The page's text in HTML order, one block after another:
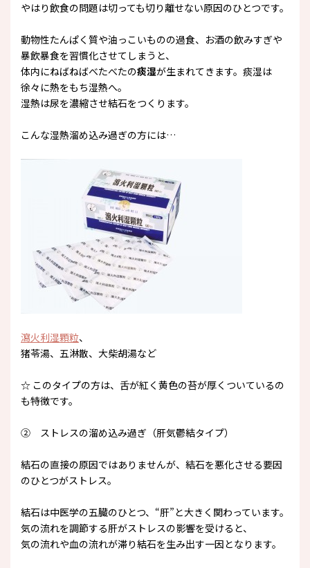
やはり飲食の問題は切っても切り離せない原因のひとつです。
動物性たんぱく質や油っこいものの過食、お酒の飲みすぎや
暴飲暴食を習慣化させてしまうと、
体内にねばねばべたべたの痰湿が生まれてきます。痰湿は
徐々に熱をもち湿熱へ。
湿熱は尿を濃縮させ結石をつくります。
こんな湿熱溜め込み過ぎの方には…
瀉火利湿顆粒、
猪苓湯、五淋散、大柴胡湯など
☆ このタイプの方は、舌が紅く黄色の苔が厚くついているの
も特徴です。
② ストレスの溜め込み過ぎ（肝気鬱結タイプ）
結石の直接の原因ではありませんが、結石を悪化させる要因
のひとつがストレス。
結石は中医学の五臓のひとつ、“肝”と大きく関わっています。
気の流れを調節する肝がストレスの影響を受けると、
気の流れや血の流れが滞り結石を生み出す一因となります。